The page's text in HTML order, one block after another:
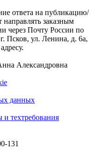
ответа на публикацию/
заказным
через Почту России по
Псков, ул. Ленина, д. 6а,
Александровна
данных
техтребования
131